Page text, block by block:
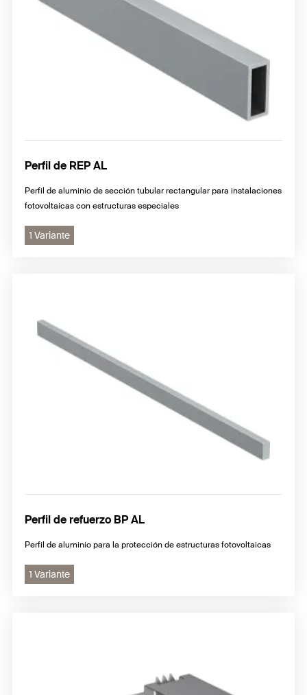
Perfil de REP AL
Perfil de aluminio de sección tubular rectangular para instalaciones
fotovoltaicas con estructuras especiales
1 Variante
Perfil de refuerzo BP AL
Perfil de aluminio para la protección de estructuras fotovoltaicas
1 Variante